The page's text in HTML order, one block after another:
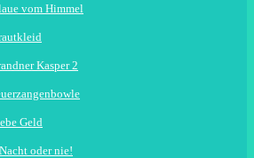
vom Himmel
Kasper 2
Geld
oder nie!